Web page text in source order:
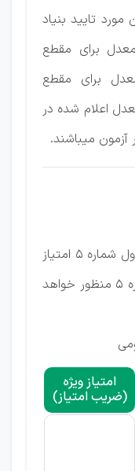
تایید بنیاد
برای مقطع
برای مقطع
اعلام شده در
برای متقاضیان بومی بر اساس جدول شماره ۵ امتیاز
ویژه ای مطابق با مفاد جدول شماره ۵ منظور خواهد
امتیاز ویژه
(ضریب امتیاز)